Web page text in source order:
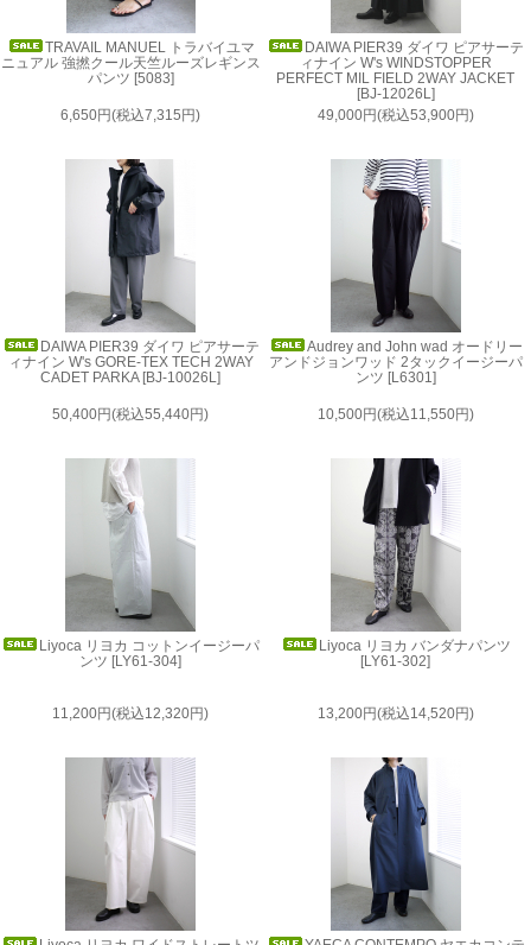
TRAVAIL MANUEL トラバイユマ
ニュアル 強撚クール天竺ルーズレギンス
パンツ [5083]
6,650円(税込7,315円)
DAIWA PIER39 ダイワ ピアサーテ
ィナイン W's WINDSTOPPER
PERFECT MIL FIELD 2WAY JACKET
[BJ-12026L]
49,000円(税込53,900円)
DAIWA PIER39 ダイワ ピアサーテ
ィナイン W's GORE-TEX TECH 2WAY
CADET PARKA [BJ-10026L]
50,400円(税込55,440円)
Audrey and John wad オードリー
アンドジョンワッド 2タックイージーパ
ンツ [L6301]
10,500円(税込11,550円)
Liyoca リヨカ コットンイージーパ
ンツ [LY61-304]
11,200円(税込12,320円)
Liyoca リヨカ バンダナパンツ
[LY61-302]
13,200円(税込14,520円)